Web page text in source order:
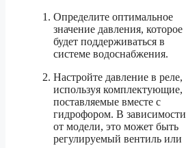
Определите оптимальное
значение давления, которое
будет поддерживаться в
системе водоснабжения.
Настройте давление в реле,
используя комплектующие,
поставляемые вместе с
гидрофором. В зависимости
от модели, это может быть
регулируемый вентиль или